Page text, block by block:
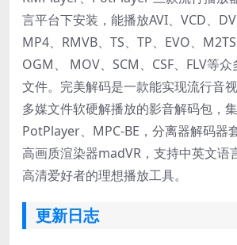
言平台下安装，能播放AVI、VCD、
MP4、RMVB、TS、TP、EVO、M2TS
OGM、 MOV、SCM、CSF、FLV等
文件。完美解码是一款能实现流行音
多媒文件软硬解播放的影音解码包，
PotPlayer、MPC-BE，分离器解码器
高画质渲染器madVR，支持中英文语
高清爱好者的理想播放工具。
更新日志